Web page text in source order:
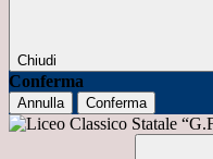
Chiudi
Conferma
Annulla Conferma